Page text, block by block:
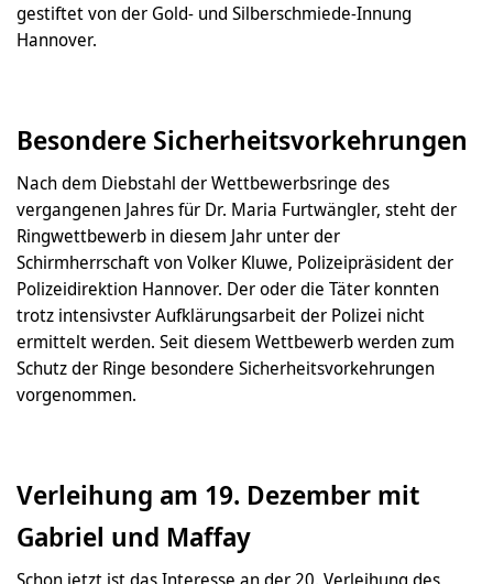
gestiftet von der Gold- und Silberschmiede-Innung
Hannover.
Besondere Sicherheitsvorkehrungen
Nach dem Diebstahl der Wettbewerbsringe des
vergangenen Jahres für Dr. Maria Furtwängler, steht der
Ringwettbewerb in diesem Jahr unter der
Schirmherrschaft von Volker Kluwe, Polizeipräsident der
Polizeidirektion Hannover. Der oder die Täter konnten
trotz intensivster Aufklärungsarbeit der Polizei nicht
ermittelt werden. Seit diesem Wettbewerb werden zum
Schutz der Ringe besondere Sicherheitsvorkehrungen
vorgenommen.
Verleihung am 19. Dezember mit
Gabriel und Maffay